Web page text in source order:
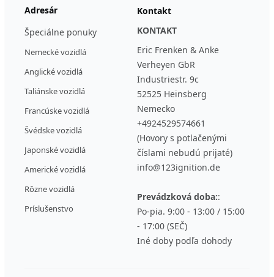
Adresár
Špeciálne ponuky
Nemecké vozidlá
Anglické vozidlá
Taliánske vozidlá
Francúske vozidlá
Švédske vozidlá
Japonské vozidlá
Americké vozidlá
Rôzne vozidlá
Príslušenstvo
Kontakt
KONTAKT
Eric Frenken & Anke
Verheyen GbR
Industriestr. 9c
52525 Heinsberg
Nemecko
+4924529574661
(Hovory s potlačenými
číslami nebudú prijaté)
info@123ignition.de
Prevádzková doba::
Po-pia. 9:00 - 13:00 / 15:00
- 17:00 (SEČ)
Iné doby podľa dohody